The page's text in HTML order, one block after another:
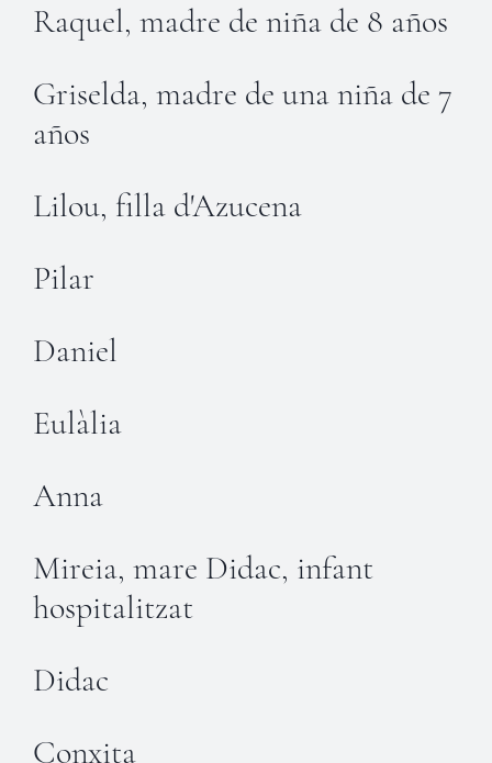
Raquel, madre de niña de 8 años
Griselda, madre de una niña de 7
años
Lilou, filla d'Azucena
Pilar
Daniel
Eulàlia
Anna
Mireia, mare Didac, infant
hospitalitzat
Didac
Conxita